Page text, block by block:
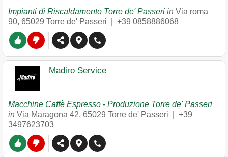
Impianti di Riscaldamento Torre de' Passeri in Via roma
90, 65029 Torre de' Passeri +39 0858886068
Madiro Service
Macchine Caffè Espresso - Produzione Torre de' Passeri
in Via Maragona 42, 65029 Torre de' Passeri
+39
3497623703